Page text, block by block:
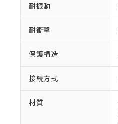
耐振動
耐衝撃
保護構造
接続方式
材質